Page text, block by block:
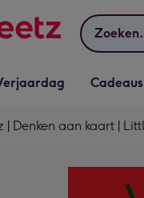
Zoeken
openen
Cadeaus
Cadeaus
| Denken aan kaart |